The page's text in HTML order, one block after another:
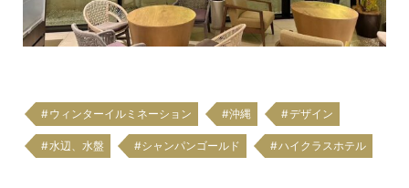
ウィンターイルミネーション 沖縄 デザイン
水辺、水盤 シャンパンゴールド ハイクラスホテル